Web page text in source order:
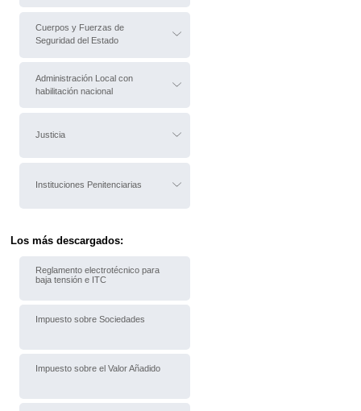
Cuerpos y Fuerzas de
Seguridad del Estado
Administración Local con
habilitación nacional
Justicia
Instituciones Penitenciarias
Los más descargados:
Reglamento electrotécnico para
baja tensión e ITC
Impuesto sobre Sociedades
Impuesto sobre el Valor Añadido